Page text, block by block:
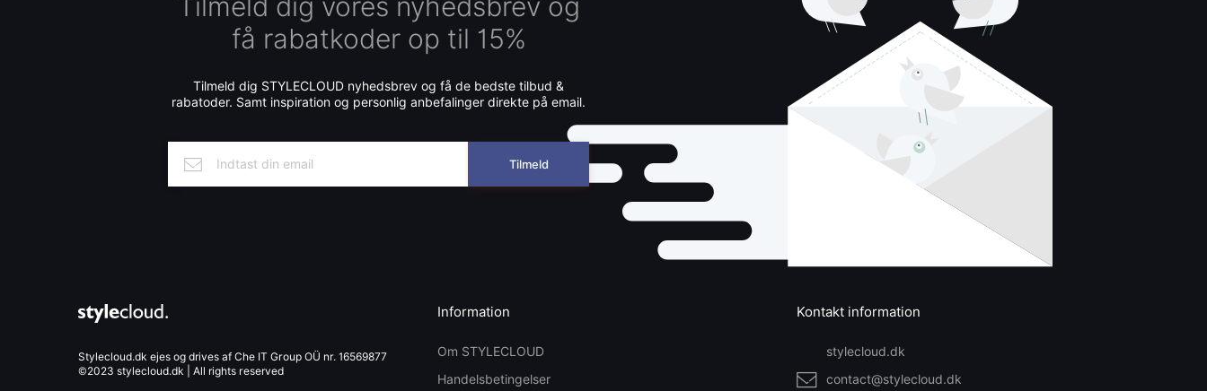
få rabatkoder op til 15%
Tilmeld dig STYLECLOUD nyhedsbrev og få de bedste tilbud &
rabatoder. Samt inspiration og personlig anbefalinger direkte på email.
Tilmeld
Stylecloud.dk ejes og drives af Che IT Group OÜ nr. 16569877
©2023 stylecloud.dk | All rights reserved
Information
Om STYLECLOUD
Handelsbetingelser
Kontakt information
stylecloud.dk
contact@stylecloud.dk